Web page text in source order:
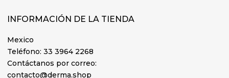
INFORMACIÓN DE LA TIENDA
Mexico
Teléfono: 33 3964 2268
Contáctanos por correo:
contacto@derma.shop